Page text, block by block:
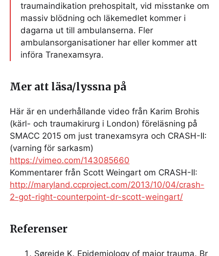
traumaindikation prehospitalt, vid misstanke om
massiv blödning och läkemedlet kommer i
dagarna ut till ambulanserna. Fler
ambulansorganisationer har eller kommer att
införa Tranexamsyra.
Mer att läsa/lyssna på
Här är en underhållande video från Karim Brohis
(kärl- och traumakirurg i London) föreläsning på
SMACC 2015 om just tranexamsyra och CRASH-II:
(varning för sarkasm)
https://vimeo.com/143085660
Kommentarer från Scott Weingart om CRASH-II:
http://maryland.ccproject.com/2013/10/04/crash-
2-got-right-counterpoint-dr-scott-weingart/
Referenser
Søreide K. Epidemiology of major trauma. Br